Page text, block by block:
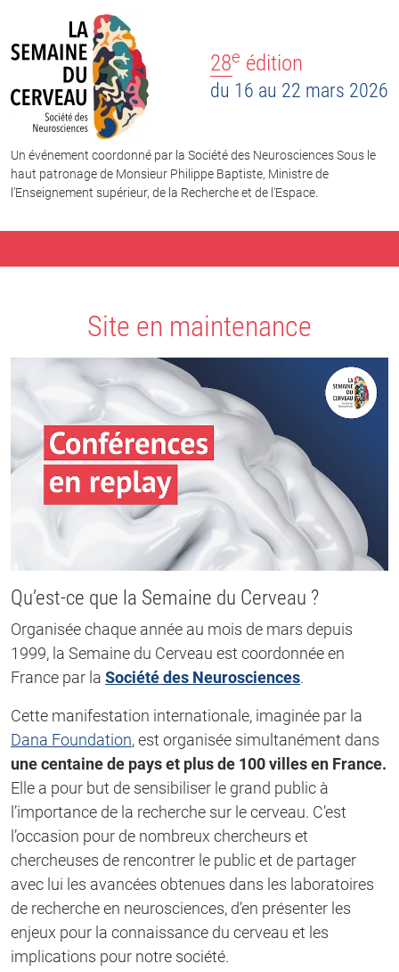
28e édition
du 16 au 22 mars 2026
Un événement coordonné par la Société des Neurosciences Sous le
haut patronage de Monsieur Philippe Baptiste, Ministre de
l’Enseignement supérieur, de la Recherche et de l'Espace.
Site en maintenance
Qu’est-ce que la Semaine du Cerveau ?
Organisée chaque année au mois de mars depuis
1999, la Semaine du Cerveau est coordonnée en
France par la Société des Neurosciences.
Cette manifestation internationale, imaginée par la
Dana Foundation, est organisée simultanément dans
une centaine de pays et plus de 100 villes en France.
Elle a pour but de sensibiliser le grand public à
l’importance de la recherche sur le cerveau. C’est
l’occasion pour de nombreux chercheurs et
chercheuses de rencontrer le public et de partager
avec lui les avancées obtenues dans les laboratoires
de recherche en neurosciences, d’en présenter les
enjeux pour la connaissance du cerveau et les
implications pour notre société.